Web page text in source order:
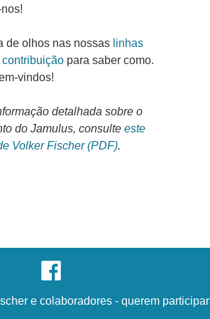
de olhos nas nossas linhas
para saber como.
vindos!
detalhada sobre o
do Jamulus, consulte este
Volker Fischer (PDF).
e colaboradores- querem